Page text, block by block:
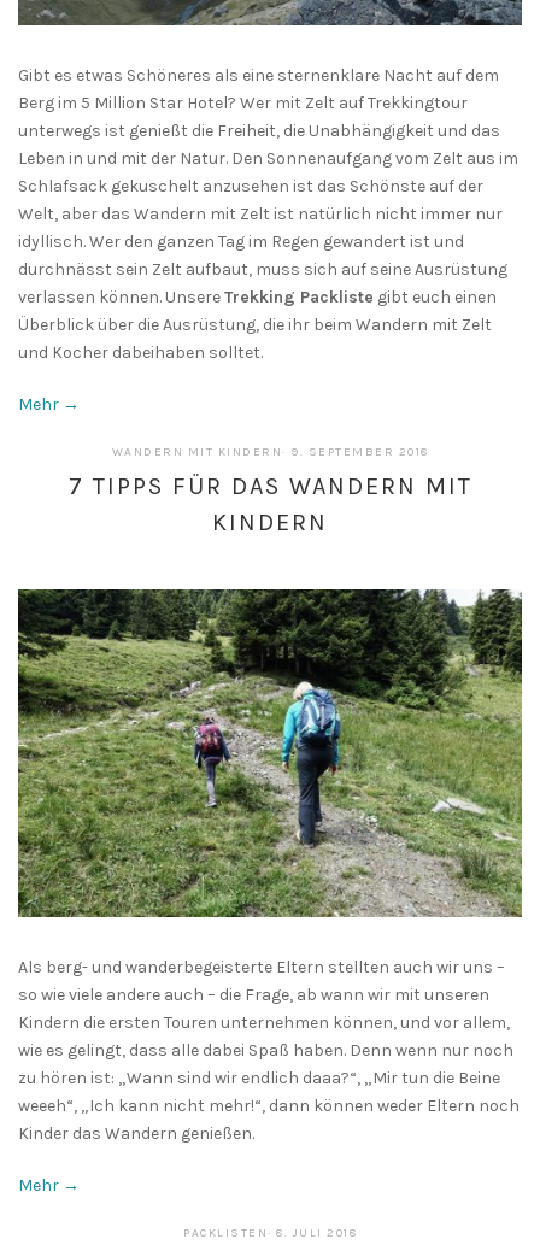
Gibt es etwas Schöneres als eine sternenklare Nacht auf dem
Berg im 5 Million Star Hotel? Wer mit Zelt auf Trekkingtour
unterwegs ist genießt die Freiheit, die Unabhängigkeit und das
Leben in und mit der Natur. Den Sonnenaufgang vom Zelt aus im
Schlafsack gekuschelt anzusehen ist das Schönste auf der
Welt, aber das Wandern mit Zelt ist natürlich nicht immer nur
idyllisch. Wer den ganzen Tag im Regen gewandert ist und
durchnässt sein Zelt aufbaut, muss sich auf seine Ausrüstung
verlassen können. UnsereTrekking Packliste gibt euch einen
Überblick über die Ausrüstung, die ihr beim Wandern mit Zelt
und Kocher dabeihaben solltet.
Mehr →
WANDERN MIT KINDERN· 9. SEPTEMBER 2018
2019
7 TIPPS FÜR DAS WANDERN MIT
KINDERN
Als berg- und wanderbegeisterte Eltern stellten auch wir uns –
so wie viele andere auch – die Frage, ab wann wir mit unseren
Kindern die ersten Touren unternehmen können, und vor allem,
wie es gelingt, dass alle dabei Spaß haben. Denn wenn nur noch
zu hören ist: „Wann sind wir endlich daaa?“, „Mir tun die Beine
weeeh“, „Ich kann nicht mehr!“, dann können weder Eltern noch
Kinder das Wandern genießen.
Mehr →
PACKLISTEN· 8. JULI 2018